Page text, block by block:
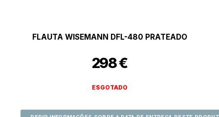
FLAUTA WISEMANN DFL-480 PRATEADO
298€
ESGOTADO